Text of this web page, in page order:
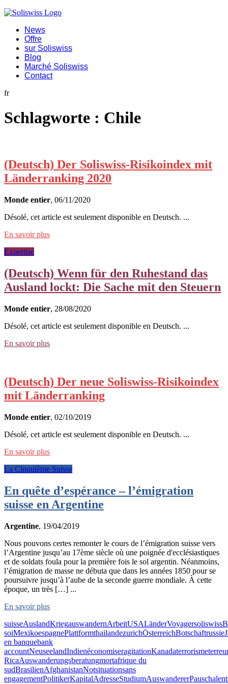
News
Offre
sur Soliswiss
Blog
Marché Soliswiss
Contact
fr
Schlagworte : Chile
(Deutsch) Der Soliswiss-Risikoindex mit
Länderranking 2020
Monde entier, 06/11/2020
Désolé, cet article est seulement disponible en Deutsch. ...
En savoir plus
Expertise
(Deutsch) Wenn für den Ruhestand das
Ausland lockt: Die Sache mit den Steuern
Monde entier, 28/08/2020
Désolé, cet article est seulement disponible en Deutsch. ...
En savoir plus
(Deutsch) Der neue Soliswiss-Risikoindex
mit Länderranking
Monde entier, 02/10/2019
Désolé, cet article est seulement disponible en Deutsch. ...
En savoir plus
La Cinquième Suisse
En quête d’espérance – l’émigration
suisse en Argentine
Argentine, 19/04/2019
Nous pouvons certes remonter le cours de l’émigration suisse vers
l’Argentine jusqu’au 17ème siècle où une poignée d'ecclésiastiques
et de soldats foula pour la première fois le sol argentin. Néanmoins,
l’émigration de masse ne débuta que dans les années 1850 pour se
poursuivre jusqu’à l’aube de la seconde guerre mondiale. À cette
époque, un très […] ...
En savoir plus
suisseAuslandKriegauswandernArbeitUSALänderVoyagersoliswiss
soiMexikoespagnePlattformthailandezurichÖsterreichBotschaftrussie
en banquebank
accountNeuseelandIndienéconomiseragitationKanadaterrorisme
RicaAuswanderungsberatungmortafrique du
sudBrasilienAfghanistanNotsituationsans
engagementPolitikerKapitalAdresseStudiumAuswanderer